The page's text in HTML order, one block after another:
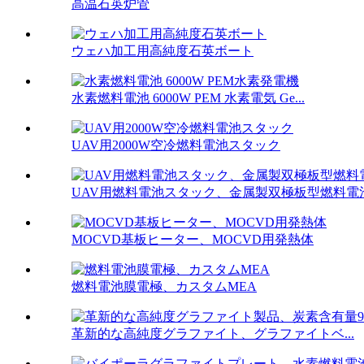
高温石英炉管
ウェハ加工用高純度石英ボート
水素燃料電池 6000W PEM 水素電気 Ge...
UAV用2000W空冷燃料電池スタック
UAV用燃料電池スタック、金属製双極板型燃料電
MOCVD基板ヒーター、MOCVD用発熱体
燃料電池膜電極、カスタムMEA
革新的な高純度グラファイト、グラファイトベ...